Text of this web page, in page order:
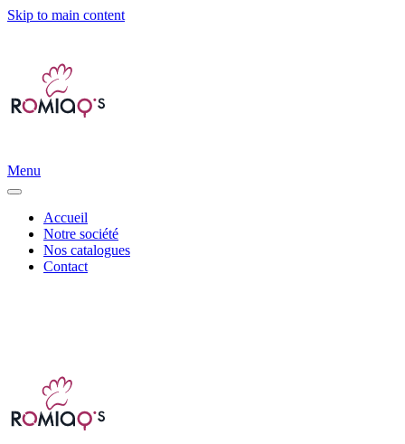
Skip to main content
Menu
Accueil
Notre société
Nos catalogues
Contact